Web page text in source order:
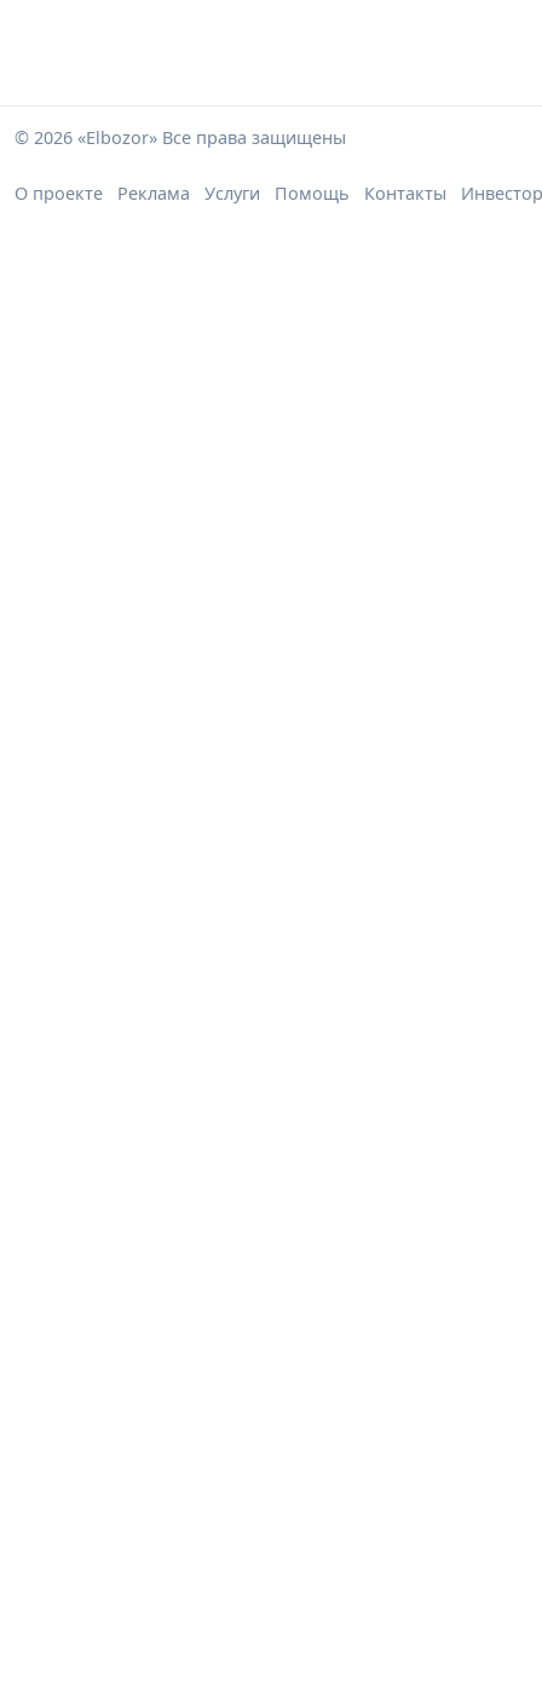
© 2026 «Elbozor» Все права защищены
О проекте Реклама Услуги Помощь Контакты